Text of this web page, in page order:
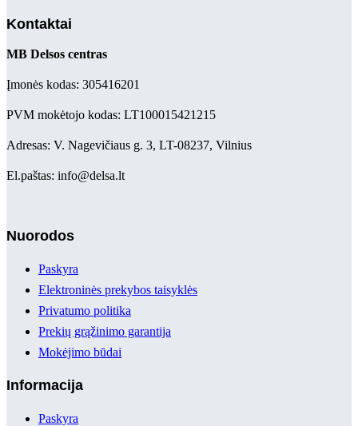
Kontaktai
MB Delsos centras
Įmonės kodas: 305416201
PVM mokėtojo kodas: LT100015421215
Adresas: V. Nagevičiaus g. 3, LT-08237, Vilnius
El.paštas: info@delsa.lt
Nuorodos
Paskyra
Elektroninės prekybos taisyklės
Privatumo politika
Prekių grąžinimo garantija
Mokėjimo būdai
Informacija
Paskyra